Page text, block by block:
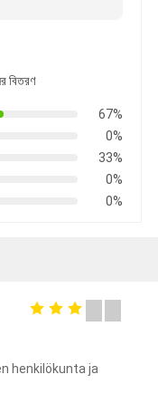
বিতরণ
67%
0%
33%
0%
0%
henkilökunta ja